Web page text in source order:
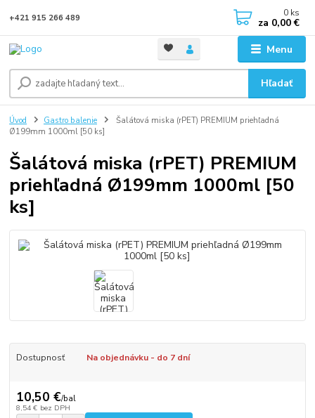
Menu
Hľadať
+421 915 266 489 0 ks
za 0,00 €
Úvod Gastro balenie
Šalátová miska (rPET) PREMIUM priehľadná
Ø199mm 1000ml [50 ks]
Šalátová miska (rPET) PREMIUM
priehľadná Ø199mm 1000ml [50
ks]
Dostupnosť Na objednávku - do 7 dní
10,50 €/bal
8,54 € bez DPH